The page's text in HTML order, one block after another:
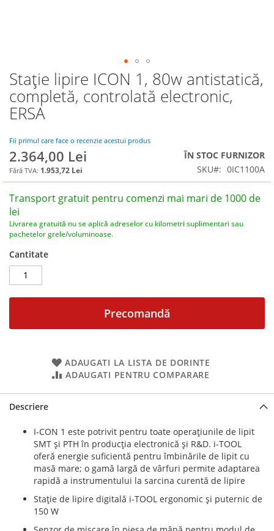
Stație lipire ICON 1, 80w antistatică,
completă, controlată electronic,
ERSA
Fii primul care face o recenzie acestui produs
2.364,00 Lei
1.953,72 Lei
ÎN STOC FURNIZOR
SKU
0IC1100A
Transport gratuit pentru comenzi mai mari de 1000 de
lei
Livrarea gratuită nu se aplică adreselor cu kilometri suplimentari sau
pachetelor grele/voluminoase.
Cantitate
Precomandă
ADAUGATI LA LISTA DE DORINTE
ADAUGATI PENTRU COMPARARE
Skip
to
the
beginning
the
images
gallery
Descriere
I-CON 1 este potrivit pentru toate operațiunile de lipit
SMT și PTH în producția electronică și R&D. i-TOOL
oferă energie suficientă pentru îmbinările de lipit cu
masă mare; o gamă largă de vârfuri permite adaptarea
rapidă a instrumentului la sarcina curentă de lipire
Stație de lipire digitală i-TOOL ergonomic și puternic de
150 W